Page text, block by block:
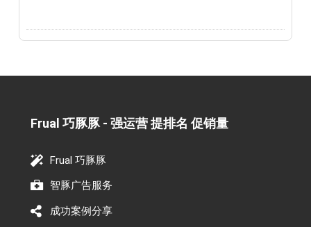
Frual 巧豚豚 - 强运营 提排名 促销量​
Frual 巧豚豚
智豚广告服务
成功案例分享